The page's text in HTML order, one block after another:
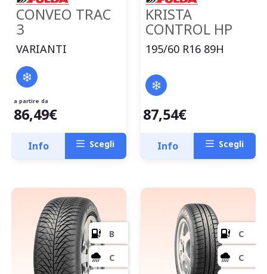
D
71db
CONVEO TRAC
3
VARIANTI
a partire da
86,49€
Info Scegli
KRISTA
CONTROL HP
195/60 R16 89H
87,54€
Info Scegli